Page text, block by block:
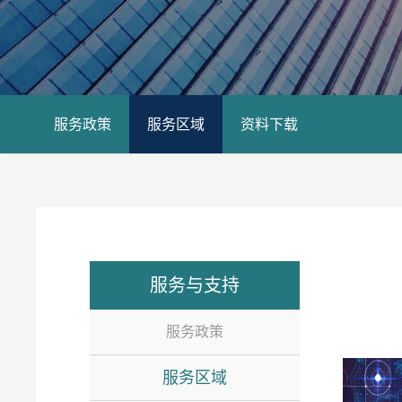
服务政策 服务区域 资料下载
服务与支持
服务政策
服务区域